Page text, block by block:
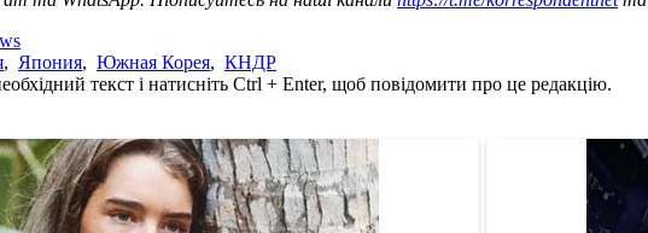
, Япония, Южная Корея, КНДР
текст і натисніть Ctrl + Enter, щоб повідомити про це редакцію.